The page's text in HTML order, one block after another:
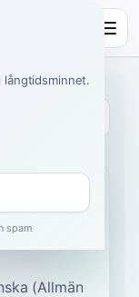
(Allmän
spam